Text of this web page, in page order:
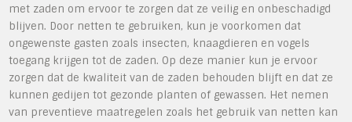
met zaden om ervoor te zorgen dat ze veilig en onbeschadigd
blijven. Door netten te gebruiken, kun je voorkomen dat
ongewenste gasten zoals insecten, knaagdieren en vogels
toegang krijgen tot de zaden. Op deze manier kun je ervoor
zorgen dat de kwaliteit van de zaden behouden blijft en dat ze
kunnen gedijen tot gezonde planten of gewassen. Het nemen
van preventieve maatregelen zoals het gebruik van netten kan